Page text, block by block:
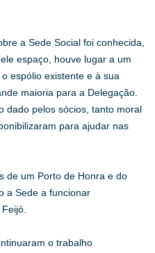
a Sede Social foi conhecida,
espaço, houve lugar a um
espólio existente e à sua
maioria para a Delegação.
dado pelos sócios, tanto moral
para ajudar nas
de um Porto de Honra e do
a Sede a funcionar
o trabalho